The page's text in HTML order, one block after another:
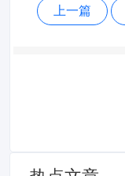
上一篇